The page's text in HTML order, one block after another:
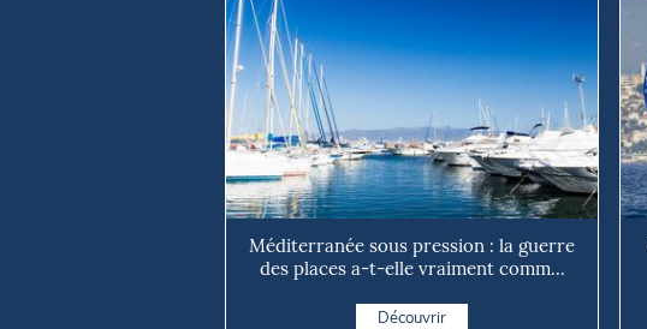
Méditerranée sous pression : la guerre
des places a-t-elle vraiment comm...
Découvrir